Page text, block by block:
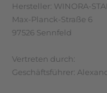
Hersteller: WINORA-
Max-Planck-Straße 6
97526 Sennfeld
Vertreten durch:
Geschäftsführer: